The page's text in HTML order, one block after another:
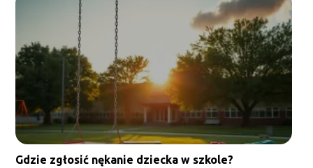
Gdzie zgłosić nękanie dziecka w szkole?